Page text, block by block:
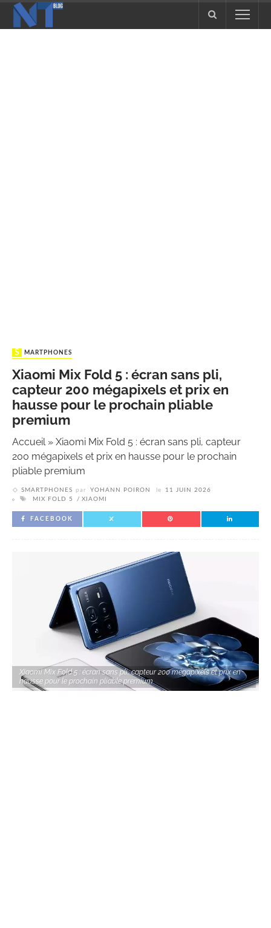
SMARTPHONES
Xiaomi Mix Fold 5 : écran sans pli,
capteur 200 mégapixels et prix en
hausse pour le prochain pliable
premium
Accueil» Xiaomi Mix Fold 5 : écran sans pli, capteur
200 mégapixels et prix en hausse pour le prochain
pliable premium
SMARTPHONES par YOHANN POIRON le
11 JUIN 2026
MIX FOLD 5
XIAOMI
FACEBOOK
Xiaomi Mix Fold 5 : écran sans pli, capteur 200 mégapixels et prix en
hausse pour le prochain pliable premium